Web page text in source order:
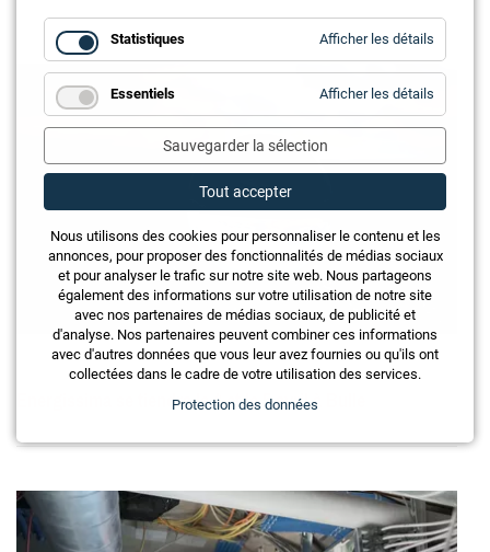
Energissima se tiendra le 4 et le 5 avril à Bulle
Statistiques Afficher les détails
Essentiels Afficher les détails
Sauvegarder la sélection
Tout accepter
Nous utilisons des cookies pour personnaliser le contenu et les
annonces, pour proposer des fonctionnalités de médias sociaux
et pour analyser le trafic sur notre site web. Nous partageons
également des informations sur votre utilisation de notre site
avec nos partenaires de médias sociaux, de publicité et
d'analyse. Nos partenaires peuvent combiner ces informations
avec d'autres données que vous leur avez fournies ou qu'ils ont
collectées dans le cadre de votre utilisation des services.
Protection des données